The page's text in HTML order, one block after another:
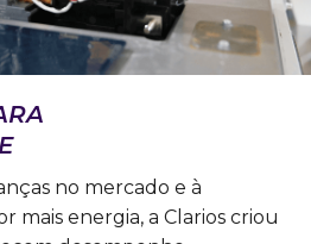
no mercado e à
mais energia, a Clarios criou